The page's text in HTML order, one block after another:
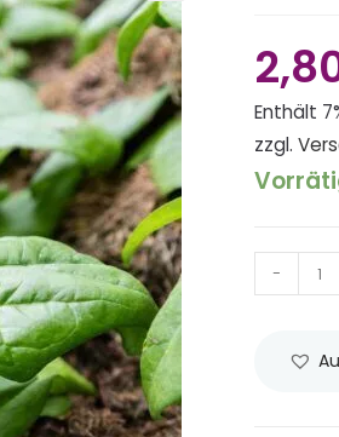
🔍
Enthält
zzgl.
-